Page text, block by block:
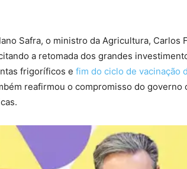
Safra, o ministro da Agricultura, Carlos
a retomada dos grandes
frigoríficos e fim do ciclo de vacinação
reafirmou o compromisso do